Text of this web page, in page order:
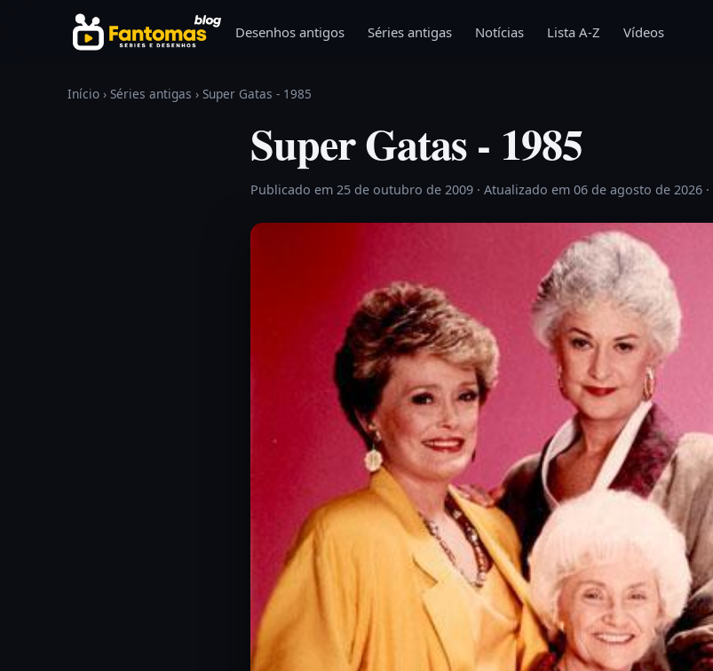
Pular para o conteúdo
Desenhos antigos Séries antigas Notícias Lista A-Z Vídeos
Início › Séries antigas › Super Gatas - 1985
Super Gatas - 1985
Publicado em 25 de outubro de 2009 · Atualizado em 06 de agosto de 2026 ·